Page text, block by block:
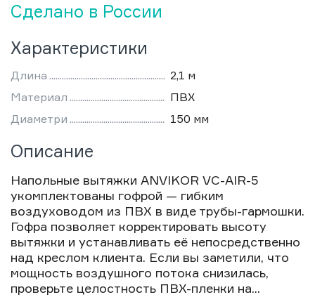
Сделано в России
Характеристики
Длина
2,1 м
Материал
ПВХ
Диаметри
150 мм
Описание
Напольные вытяжки ANVIKOR VC-AIR-5
укомплектованы гофрой — гибким
воздуховодом из ПВХ в виде трубы-гармошки.
Гофра позволяет корректировать высоту
вытяжки и устанавливать её непосредственно
над креслом клиента. Если вы заметили, что
мощность воздушного потока снизилась,
проверьте целостность ПВХ-пленки на...